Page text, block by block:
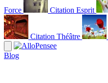
Force Citation Esprit
Citation Théâtre
Blog